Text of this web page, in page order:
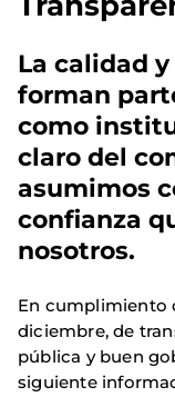
La calidad
forman
como
claro del
asumimos
confianza
nosotros.
En cumplimiento
diciembre, de
pública y buen
siguiente